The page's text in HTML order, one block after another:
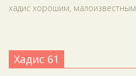
хадис хорошим,
Хадис 61